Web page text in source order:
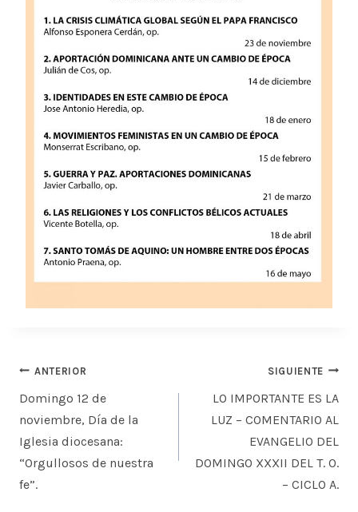
Navegación
de
entradas
ANTERIOR
Domingo 12 de
noviembre, Día de la
Iglesia diocesana:
“Orgullosos de nuestra
fe”.
SIGUIENTE
LO IMPORTANTE ES LA
LUZ – COMENTARIO AL
EVANGELIO DEL
DOMINGO XXXII DEL T. O.
– CICLO A.